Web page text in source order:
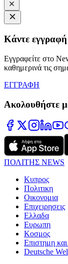
Κάντε
Εγγραφείτε στο
καθημερινά τις
ΕΓΓΡΑΦΗ
Ακολουθήστε
ΠΟΛΙΤΗΣ NEWS
Κυπρος
Πολιτικη
Οικονομια
Επιχειρησεις
Ελλαδα
Ευρωπη
Κοσμος
Επιστημη
Deutsche